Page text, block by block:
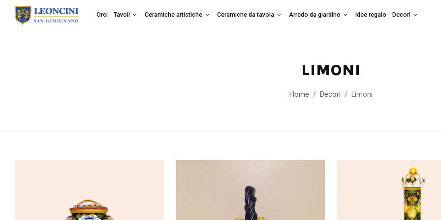
Orci Tavoli Ceramiche artistiche Ceramiche da tavola Arredo da giardino Idee regalo Decori
LIMONI
Home Decori Limoni